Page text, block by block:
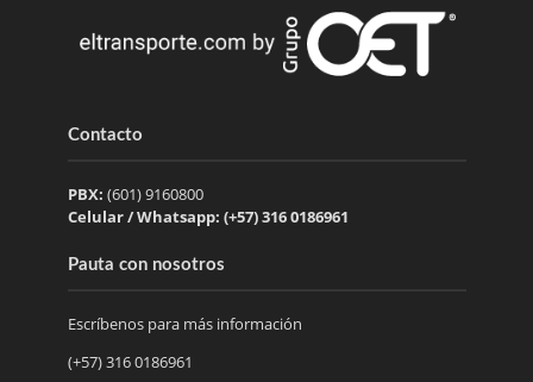
Contacto
PBX: (601) 9160800
Celular / Whatsapp: (+57) 316 0186961
Pauta con nosotros
Escríbenos para más información
(+57) 316 0186961